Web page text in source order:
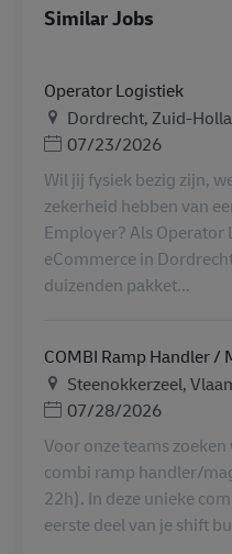
Similar Jobs
Operator Logistiek
Helyszín
Dordrecht, Zuid-
Posted Date
07/23/2026
Wil jij fysiek bezig zijn,
zekerheid hebben van
Employer? Als Operator
eCommerce in
duizenden pakket...
COMBI Ramp Handler /
Helyszín
Steenokkerzeel,
Posted Date
07/28/2026
Voor onze teams
combi ramp handler/
22h). In deze unieke
eerste deel van je shift